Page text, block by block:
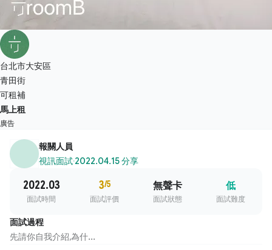
台北市大安區
青田街
可租補
馬上租
廣告
報關人員
視訊面試·2022.04.15 分享
2022.03
面試時間
3/5
面試評價
無聲卡
面試狀態
低
面試難度
面試過程
先請你自我介紹,為什...